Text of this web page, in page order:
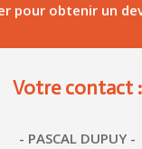
pour obtenir un
Votre contact :
- PASCAL DUPUY -